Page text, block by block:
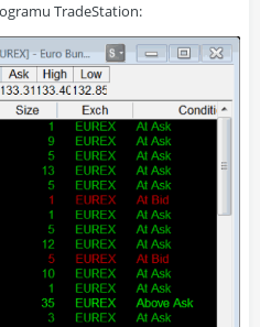
TradeStation: